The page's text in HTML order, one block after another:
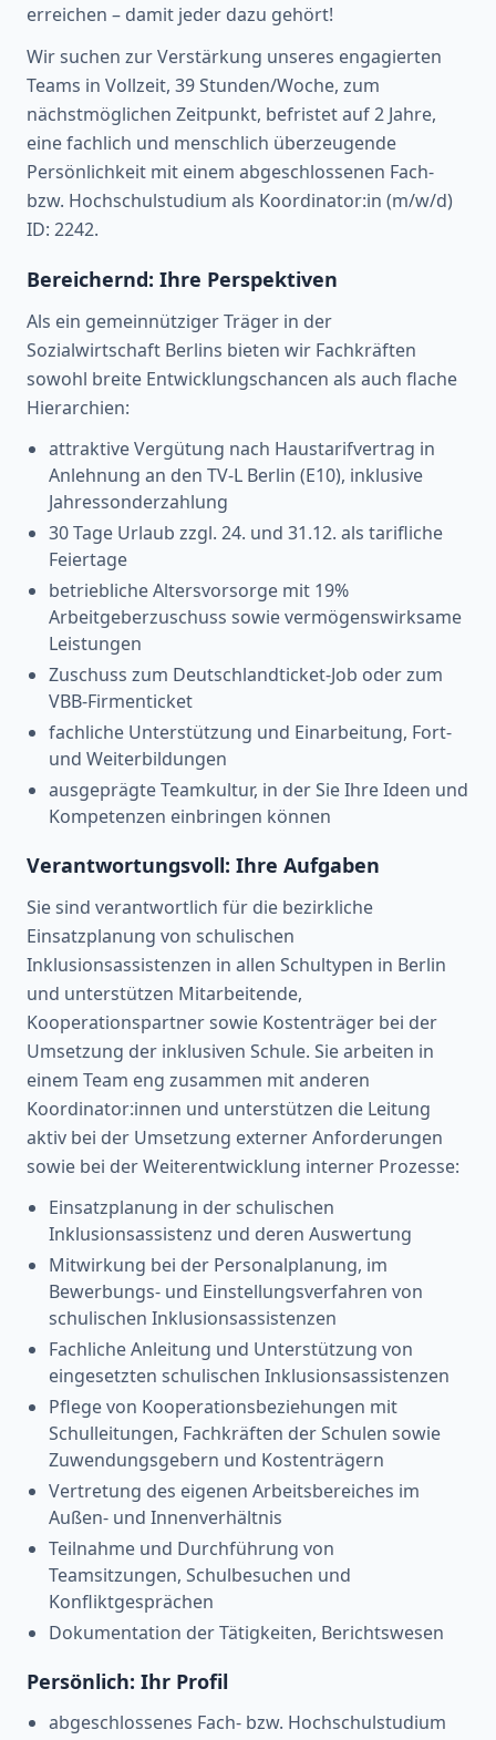
erreichen – damit jeder dazu gehört!
Wir suchen zur Verstärkung unseres engagierten
Teams in Vollzeit, 39 Stunden/Woche, zum
nächstmöglichen Zeitpunkt, befristet auf 2 Jahre,
eine fachlich und menschlich überzeugende
Persönlichkeit mit einem abgeschlossenen Fach-
bzw. Hochschulstudium als Koordinator:in (m/w/d)
ID: 2242.
Bereichernd: Ihre Perspektiven
Als ein gemeinnütziger Träger in der
Sozialwirtschaft Berlins bieten wir Fachkräften
sowohl breite Entwicklungschancen als auch flache
Hierarchien:
attraktive Vergütung nach Haustarifvertrag in
Anlehnung an den TV-L Berlin (E10), inklusive
Jahressonderzahlung
30 Tage Urlaub zzgl. 24. und 31.12. als tarifliche
Feiertage
betriebliche Altersvorsorge mit 19%
Arbeitgeberzuschuss sowie vermögenswirksame
Leistungen
Zuschuss zum Deutschlandticket-Job oder zum
VBB-Firmenticket
fachliche Unterstützung und Einarbeitung, Fort-
und Weiterbildungen
ausgeprägte Teamkultur, in der Sie Ihre Ideen und
Kompetenzen einbringen können
Verantwortungsvoll: Ihre Aufgaben
Sie sind verantwortlich für die bezirkliche
Einsatzplanung von schulischen
Inklusionsassistenzen in allen Schultypen in Berlin
und unterstützen Mitarbeitende,
Kooperationspartner sowie Kostenträger bei der
Umsetzung der inklusiven Schule. Sie arbeiten in
einem Team eng zusammen mit anderen
Koordinator:innen und unterstützen die Leitung
aktiv bei der Umsetzung externer Anforderungen
sowie bei der Weiterentwicklung interner Prozesse:
Einsatzplanung in der schulischen
Inklusionsassistenz und deren Auswertung
Mitwirkung bei der Personalplanung, im
Bewerbungs- und Einstellungsverfahren von
schulischen Inklusionsassistenzen
Fachliche Anleitung und Unterstützung von
eingesetzten schulischen Inklusionsassistenzen
Pflege von Kooperationsbeziehungen mit
Schulleitungen, Fachkräften der Schulen sowie
Zuwendungsgebern und Kostenträgern
Vertretung des eigenen Arbeitsbereiches im
Außen- und Innenverhältnis
Teilnahme und Durchführung von
Teamsitzungen, Schulbesuchen und
Konfliktgesprächen
Dokumentation der Tätigkeiten, Berichtswesen
Persönlich: Ihr Profil
abgeschlossenes Fach- bzw. Hochschulstudium